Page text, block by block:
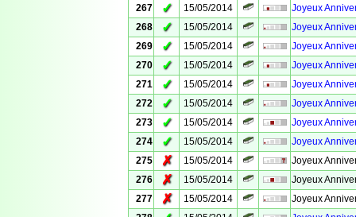
267
✓ 15/05/2014
Joyeux
268
✓ 15/05/2014
Joyeux
269
✓ 15/05/2014
Joyeux
270
✓ 15/05/2014
Joyeux
271
✓ 15/05/2014
Joyeux
272
✓ 15/05/2014
Joyeux
273
✓ 15/05/2014
Joyeux
274
✓ 15/05/2014
Joyeux
275
✗ 15/05/2014
Joyeux
276
✗ 15/05/2014
Joyeux
277
✗ 15/05/2014
Joyeux